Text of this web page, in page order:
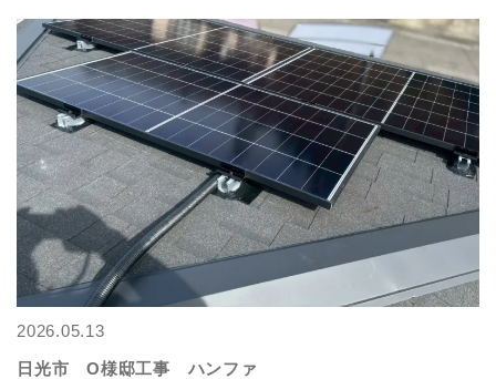
2026.05.13
日光市 O様邸工事 ハンファ